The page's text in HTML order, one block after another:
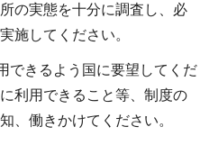
の実態を十分に調査し、必
施してください。
できるよう国に要望してくだ
利用できること等、制度の
、働きかけてください。